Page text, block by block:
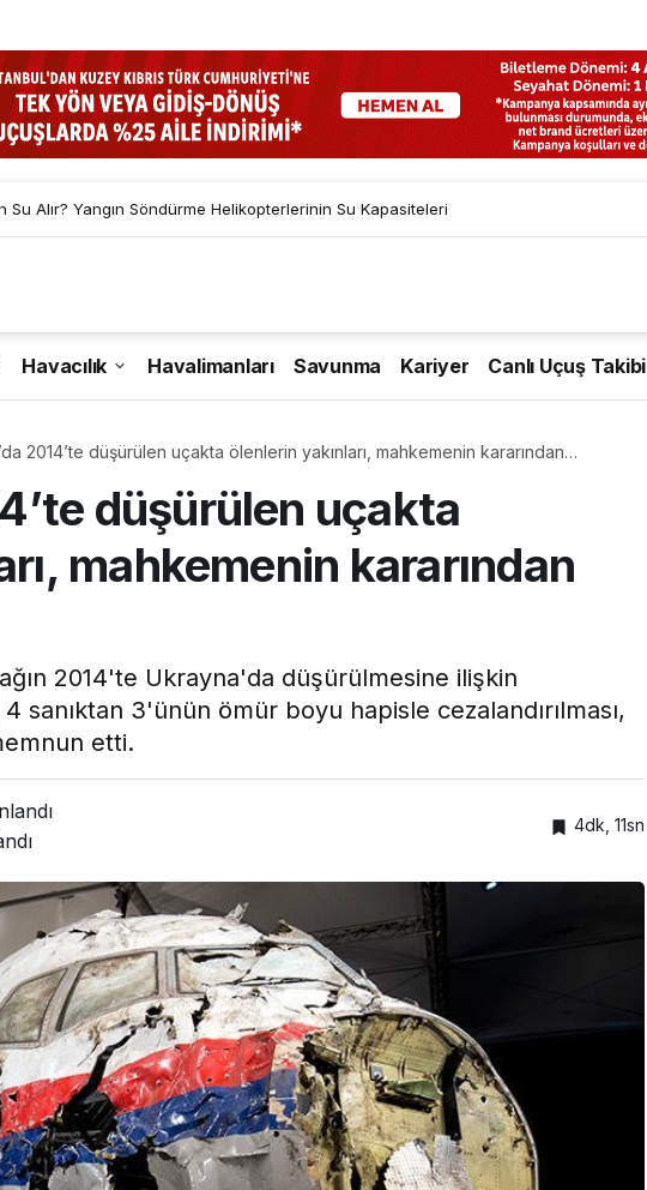
Su Alır? Yangın Söndürme Helikopterlerinin Su Kapasiteleri
Havacılık Havalimanları Savunma Kariyer Canlı Uçuş Takibi
2014’te düşürülen uçakta ölenlerin yakınları, mahkemenin kararından
düşürülen uçakta
mahkemenin kararından
2014'te Ukrayna'da düşürülmesine ilişkin
sanıktan 3'ünün ömür boyu hapisle cezalandırılması,
etti.
4dk, 11sn